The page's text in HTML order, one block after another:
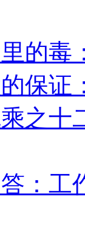
的毒
保证
乘之
：工